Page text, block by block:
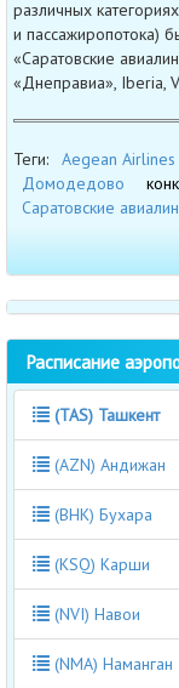
различных
и пассажиропотока)
«Саратовские
«Днеправиа», Iberia,
Теги: Aegean Airlines
Домодедово
Саратовские
Расписание
(TAS) Ташкент
(AZN) Андижан
(BHK) Бухара
(KSQ) Карши
(NVI) Навои
(NMA) Наманган